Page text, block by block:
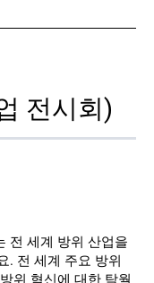
전시회)
전 세계 방위 산업을
. 전 세계 주요 방위
위 혁신에 대한 탁월